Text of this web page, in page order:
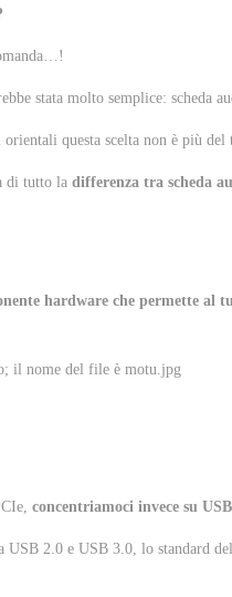
stata molto semplice: scheda
questa scelta non è più del
di tutto la differenza tra scheda
hardware che permette al
concentriamoci invece su
USB 2.0 e USB 3.0, lo standard